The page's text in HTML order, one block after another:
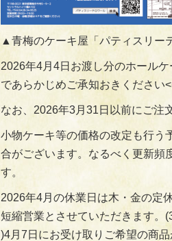
▲青梅のケーキ屋「パティスリー
2026年4月4日お渡し分のホール
であらかじめご承知おきください
なお、2026年3月31日以前にご注
小物ケーキ等の価格の改定も行う
合がございます。なるべく更新頻
す。
2026年4月の休業日は木・金の定
短縮営業とさせていただきます。
)4月7日にお受け取りご希望の商